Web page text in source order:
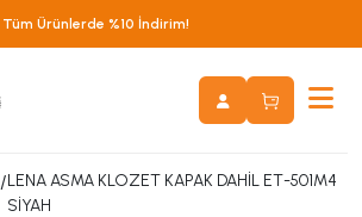
Tüm Ürünlerde %10 İndirim!
/LENA ASMA KLOZET KAPAK DAHİL ET-501M4
SİYAH